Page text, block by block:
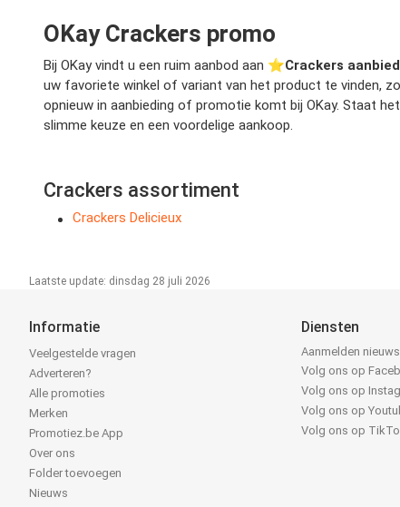
OKay Crackers promo
Bij OKay vindt u een ruim aanbod aan ⭐️Crackers
uw favoriete winkel of variant van het product te vinden,
opnieuw in aanbieding of promotie komt bij OKay. Staat
slimme keuze en een voordelige aankoop.
Crackers assortiment
Crackers Delicieux
Laatste update: dinsdag 28 juli 2026
Informatie
Veelgestelde vragen
Adverteren?
Alle promoties
Merken
Promotiez.be App
Over ons
Folder toevoegen
Nieuws
Diensten
Aanmelden
Volg ons op
Volg ons op
Volg ons op
Volg ons op